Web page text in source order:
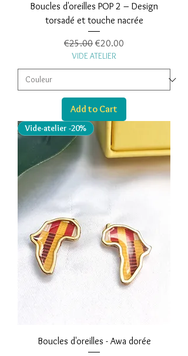
Boucles d'oreilles POP 2 – Design
torsadé et touche nacrée
Regular Price
€25.00 Sale Price
€20.00
VIDE ATELIER
Add to Cart
Vide-atelier -20%
Boucles d'oreilles - Awa dorée